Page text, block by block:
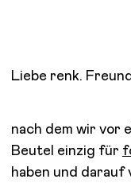
Liebe renk.
nach dem wir vor
Beutel einzig für
haben und darauf